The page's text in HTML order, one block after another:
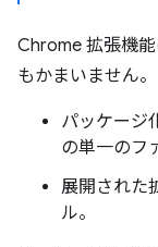
Chrome 拡張機
もかまいません。
パッケージ
の単一のフ
展開された
ル。